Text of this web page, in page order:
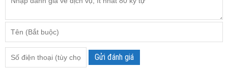
Gửi đánh giá